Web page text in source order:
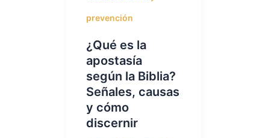
prevención
¿Qué es la
apostasía
según la Biblia?
Señales, causas
y cómo
discernir